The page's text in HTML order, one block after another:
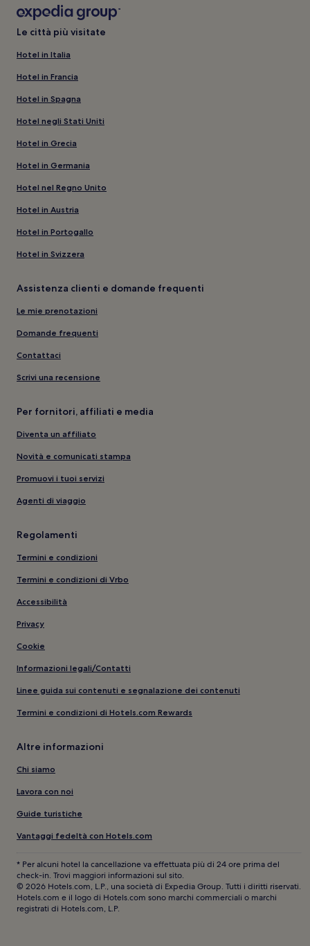
Le città più visitate
Hotel in Italia
Hotel in Francia
Hotel in Spagna
Hotel negli Stati Uniti
Hotel in Grecia
Hotel in Germania
Hotel nel Regno Unito
Hotel in Austria
Hotel in Portogallo
Hotel in Svizzera
Assistenza clienti e domande frequenti
Le mie prenotazioni
Domande frequenti
Contattaci
Scrivi una recensione
Per fornitori, affiliati e media
Diventa un affiliato
Novità e comunicati stampa
Promuovi i tuoi servizi
Agenti di viaggio
Regolamenti
Termini e condizioni
Termini e condizioni di Vrbo
Accessibilità
Privacy
Cookie
Informazioni legali/Contatti
Linee guida sui contenuti e segnalazione dei contenuti
Termini e condizioni di Hotels.com Rewards
Altre informazioni
Chi siamo
Lavora con noi
Guide turistiche
Vantaggi fedeltà con Hotels.com
* Per alcuni hotel la cancellazione va effettuata più di 24 ore prima del
check-in. Trovi maggiori informazioni sul sito.
© 2026 Hotels.com, L.P., una società di Expedia Group. Tutti i diritti riservati.
Hotels.com e il logo di Hotels.com sono marchi commerciali o marchi
registrati di Hotels.com, L.P.